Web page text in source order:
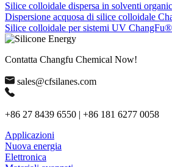
Silice colloidale dispersa in solventi
Dispersione acquosa di silice colloidale
Silice colloidale per sistemi UV
Contatta Changfu Chemical Now!
sales@cfsilanes.com
+86 27 8439 6550 | +86 181 6277 0058
Applicazioni
Nuova energia
Elettronica